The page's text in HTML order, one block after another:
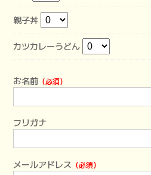
親子丼
カツカレーうどん
お名前 （必須）
フリガナ
メールアドレス （必須）